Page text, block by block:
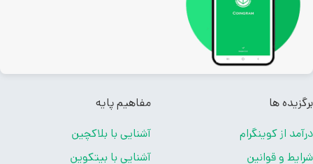
ها
از کوینگرام
و قوانین
مفاهیم پایه
آشنایی با بلاکچین
آشنایی با بیتکوین